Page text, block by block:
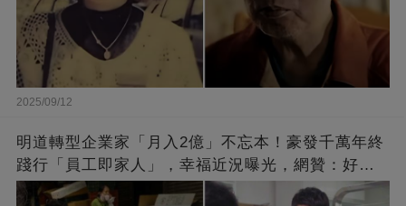
2025/09/12
明道轉型企業家「月入2億」不忘本！豪發千萬年終
踐行「員工即家人」，幸福近況曝光，網贊：好老
闆的福報